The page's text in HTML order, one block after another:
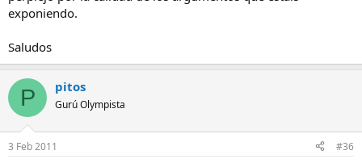
exponiendo.
Saludos
P pitos
Gurú Olympista
3 Feb 2011 #36